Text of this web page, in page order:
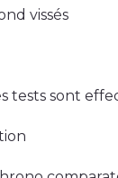
vissés
tests sont